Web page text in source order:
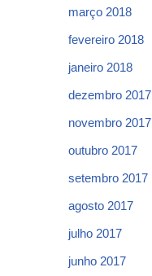
março 2018
fevereiro 2018
janeiro 2018
dezembro 2017
novembro 2017
outubro 2017
setembro 2017
agosto 2017
julho 2017
junho 2017